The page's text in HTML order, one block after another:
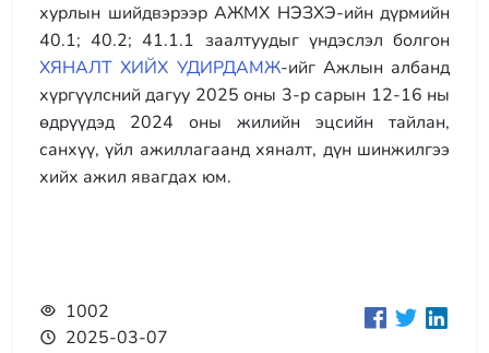
хурлын шийдвэрээр АЖМХ НЭЗХЭ-ийн дүрмийн
40.1; 40.2; 41.1.1 заалтуудыг үндэслэл болгон
ХЯНАЛТ ХИЙХ УДИРДАМЖ-ийг Ажлын албанд
хүргүүлсний дагуу 2025 оны 3-р сарын 12-16 ны
өдрүүдэд 2024 оны жилийн эцсийн тайлан,
санхүү, үйл ажиллагаанд хяналт, дүн шинжилгээ
хийх ажил явагдах юм.
1002
2025-03-07